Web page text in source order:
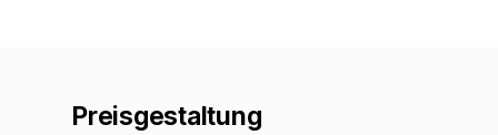
Preisgestaltung